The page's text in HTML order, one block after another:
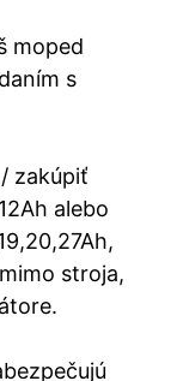
moped
s
zakúpiť
alebo
stroja,